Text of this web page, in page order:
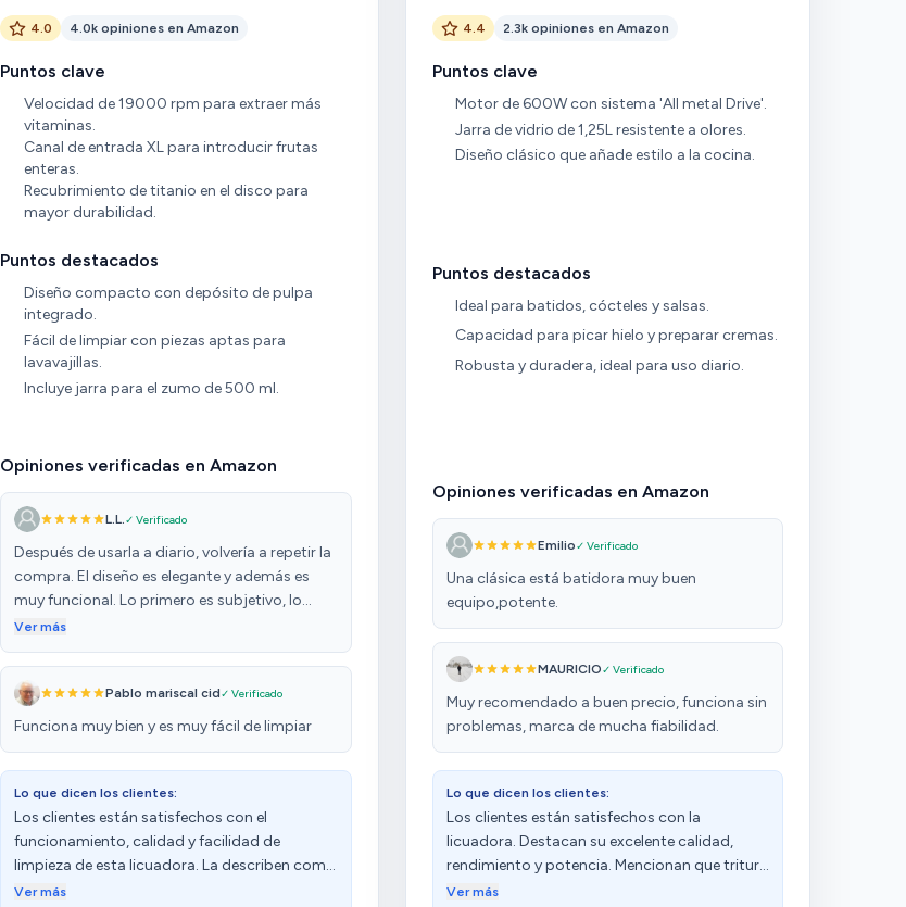
4.0 4.0k opiniones en Amazon
Puntos clave
Velocidad de 19000 rpm para extraer más
vitaminas.
Canal de entrada XL para introducir frutas
enteras.
Recubrimiento de titanio en el disco para
mayor durabilidad.
Puntos destacados
Diseño compacto con depósito de pulpa
integrado.
Fácil de limpiar con piezas aptas para
lavavajillas.
Incluye jarra para el zumo de 500 ml.
Opiniones verificadas en Amazon
L.L.✓ Verificado
Después de usarla a diario, volvería a repetir la
compra. El diseño es elegante y además es
muy funcional. Lo primero es subjetivo, lo
segundo lo digo por varios motivos. Uno de
algunas licuadoras nos llevan a la pereza de su
limpieza. Naturalmente hay que hacerlo de
inmediato para evitar que se queden pegados
rápido y la eliminación de los restos, cómoda.
Además incorpora un adecuado sistema de
seguridad para que la licuadora no funcione si
no está correctamente montada, algo que
para mí es importante. Facilidad de limpieza y
seguridad, ok. El acceso de la fruta es
Ver más
Pablo mariscal cid✓ Verificado
Funciona muy bien y es muy fácil de limpiar
Lo que dicen los clientes:
Los clientes están satisfechos con el
funcionamiento, calidad y facilidad de
limpieza de esta licuadora. La describen como
eficiente, potente y de buena relación calidad-
Ver más
4.4 2.3k opiniones en Amazon
Puntos clave
Motor de 600W con sistema 'All metal Drive'.
Jarra de vidrio de 1,25L resistente a olores.
Diseño clásico que añade estilo a la cocina.
Puntos destacados
Ideal para batidos, cócteles y salsas.
Capacidad para picar hielo y preparar cremas.
Robusta y duradera, ideal para uso diario.
Opiniones verificadas en Amazon
Emilio✓ Verificado
Una clásica está batidora muy buen
equipo,potente.
MAURICIO✓ Verificado
Muy recomendado a buen precio, funciona sin
problemas, marca de mucha fiabilidad.
Lo que dicen los clientes:
Los clientes están satisfechos con la
licuadora. Destacan su excelente calidad,
rendimiento y potencia. Mencionan que tritura
bien los alimentos y va como un tiro. Además,
Ver más